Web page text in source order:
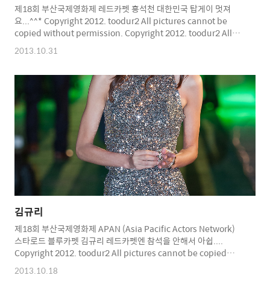
제18회 부산국제영화제 레드카펫 홍석천 대한민국 탑게이 멋져
요...^^* Copyright 2012. toodur2 All pictures cannot be
copied without permission. Copyright 2012. toodur2 All
pictures cannot be copied without permission.
2013.10.31
김규리
제18회 부산국제영화제 APAN (Asia Pacific Actors Network)
스타로드 블루카펫 김규리 레드카펫엔 참석을 안해서 아쉽....
Copyright 2012. toodur2 All pictures cannot be copied
without permission. Copyright 2012. toodur2 All pictures
cannot be copied without permission.
2013.10.18